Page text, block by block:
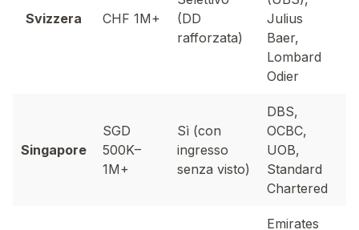
Svizzera CHF 1M+
(DD
rafforzata)
Julius
Baer,
Lombard
Odier
Singapore
SGD
500K–
1M+
Sì (con
ingresso
senza visto)
DBS,
OCBC,
UOB,
Standard
Chartered
Emirates